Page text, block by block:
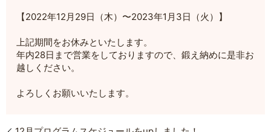
【2022年12月29日（木）〜2023年1月3日（火）】
上記期間をお休みといたします。
年内28日まで営業をしておりますので、鍛え納めに是非お
越しください。
よろしくお願いいたします。